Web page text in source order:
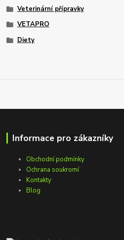
Veterinární přípravky
VETAPRO
Diety
Informace pro zákazníky
Obchodní podmínky
Ochrana soukromí
Kontakty
Blog